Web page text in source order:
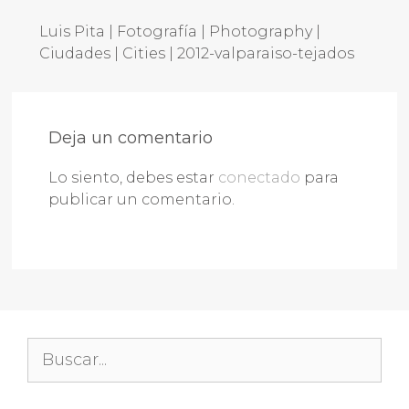
Luis Pita | Fotografía | Photography |
Ciudades | Cities | 2012-valparaiso-tejados
Deja un comentario
Lo siento, debes estar conectado para
publicar un comentario.